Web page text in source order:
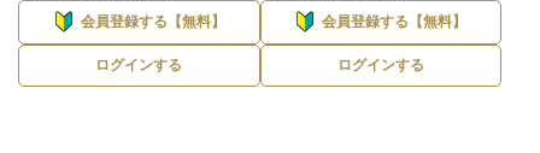
会員登録する【無料】
ログインする
会員登録する【無料】
ログインする